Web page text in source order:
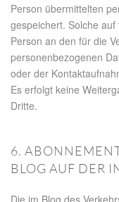
Person übermittelten
gespeichert. Solche
Person an den für die
personenbezogenen
oder der
Es erfolgt keine
Dritte.
6.
BLOG AUF DER
Die im Blog des